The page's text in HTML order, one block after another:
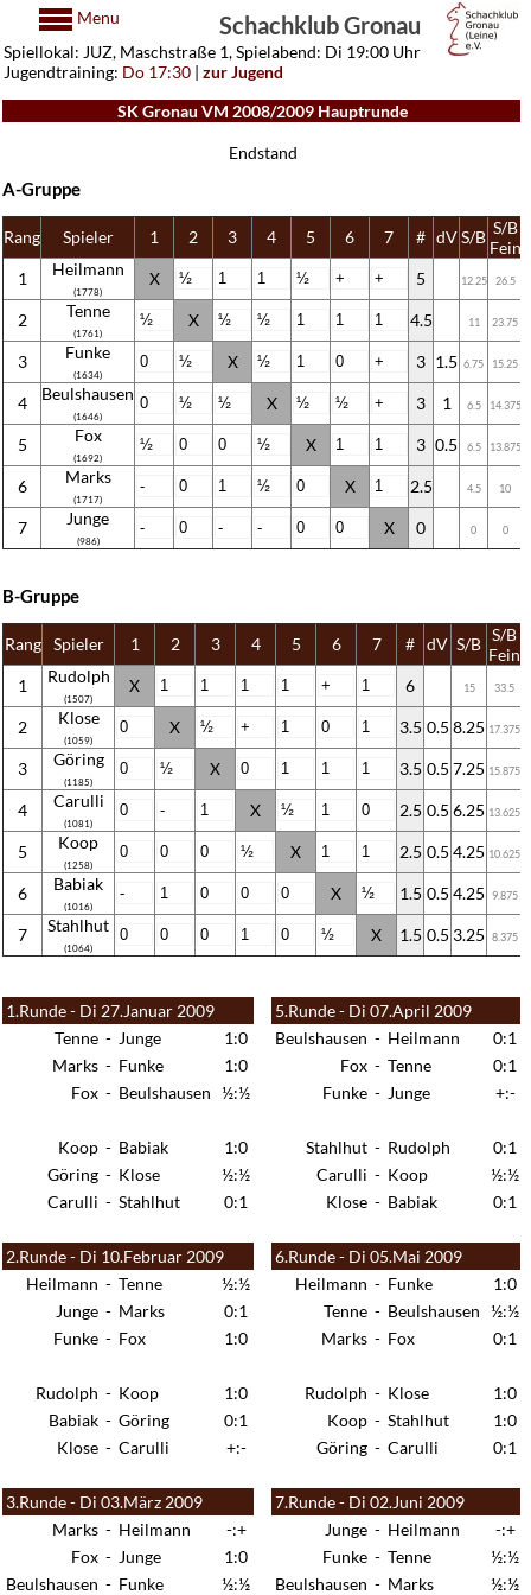
Menu Schachklub Gronau
Spiellokal: JUZ, Maschstraße 1, Spielabend: Di 19:00 Uhr
Jugendtraining: Do 17:30 | zur Jugend
SK Gronau VM 2008/2009 Hauptrunde
Endstand
A-Gruppe
Rang Spieler 1 2 3 4 5 6 7 # dV S/B S/B
Fein
1
Heilmann
(1778)
X 5 12.25 26.5
2 Tenne
(1761)
X 4.5 11 23.75
3 Funke
(1634)
X 3 1.5 6.75 15.25
4 Beulshausen
(1646)
X 3 1 6.5 14.375
5 Fox
(1692)
X 3 0.5 6.5 13.875
6 Marks
(1717)
X 2.5 4.5 10
7 Junge
(986)
X 0 0 0
B-Gruppe
Rang Spieler 1 2 3 4 5 6 7 # dV S/B S/B
Fein
1
Rudolph
(1507)
X 6 15 33.5
2 Klose
(1059)
X 3.5 0.5 8.25 17.375
3 Göring
(1185)
X 3.5 0.5 7.25 15.875
4 Carulli
(1081)
X 2.5 0.5 6.25 13.625
5 Koop
(1258)
X 2.5 0.5 4.25 10.625
6 Babiak
(1016)
X 1.5 0.5 4.25 9.875
7 Stahlhut
(1064)
X 1.5 0.5 3.25 8.375
1.Runde - Di 27.Januar 2009
Tenne - Junge
1:0
Marks - Funke
1:0
Fox - Beulshausen ½:½
Koop - Babiak
1:0
Göring - Klose
½:½
Carulli - Stahlhut 0:1
2.Runde - Di 10.Februar 2009
Heilmann - Tenne
½:½
Junge - Marks
0:1
Funke - Fox 1:0
Rudolph - Koop
1:0
Babiak - Göring
0:1
Klose - Carulli +:-
3.Runde - Di 03.März 2009
Marks - Heilmann
-:+
Fox - Junge
1:0
Beulshausen - Funke ½:½
5.Runde - Di 07.April 2009
Beulshausen - Heilmann
0:1
Fox - Tenne
0:1
Funke - Junge +:-
Stahlhut - Rudolph
0:1
Carulli - Koop
½:½
Klose - Babiak 0:1
6.Runde - Di 05.Mai 2009
Heilmann - Funke
1:0
Tenne - Beulshausen
½:½
Marks - Fox 0:1
Rudolph - Klose
1:0
Koop - Stahlhut
1:0
Göring - Carulli 0:1
7.Runde - Di 02.Juni 2009
Junge - Heilmann
-:+
Funke - Tenne
½:½
Beulshausen - Marks ½:½